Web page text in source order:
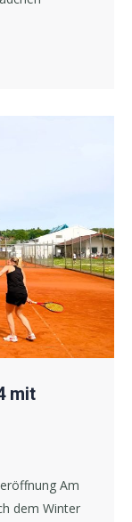
mit
Am
dem Winter